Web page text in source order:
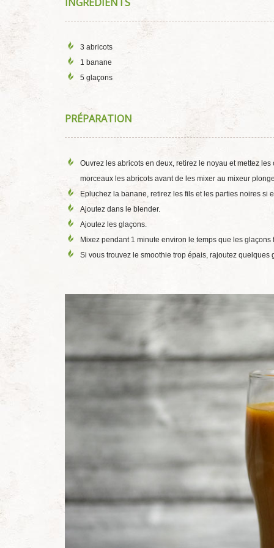
3 abricots
1 banane
5 glaçons
PRÉPARATION
Ouvrez les abricots en deux, retirez le noyau et mettez
morceaux les abricots avant de les mixer au mixeur
Epluchez la banane, retirez les fils et les parties noires si
Ajoutez dans le blender.
Ajoutez les glaçons.
Mixez pendant 1 minute environ le temps que les
Si vous trouvez le smoothie trop épais, rajoutez quelques